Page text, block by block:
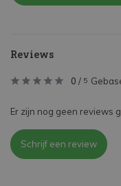
Reviews
0 / 5
Er zijn nog geen reviews
Schrijf een review